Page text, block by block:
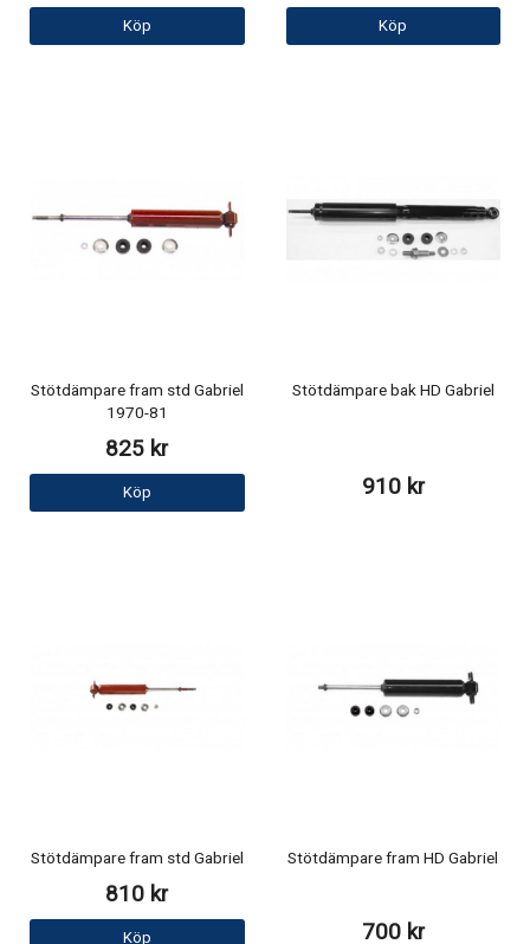
Köp Köp
Stötdämpare fram std Gabriel
1970-81
825 kr
Köp
Stötdämpare bak HD Gabriel
910 kr
Stötdämpare fram std Gabriel
810 kr
Köp
Stötdämpare fram HD Gabriel
700 kr